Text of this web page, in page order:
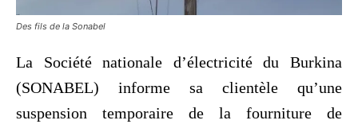
Des fils de la Sonabel
La Société nationale d’électricité du Burkina
(SONABEL) informe sa clientèle qu’une
suspension temporaire de la fourniture de